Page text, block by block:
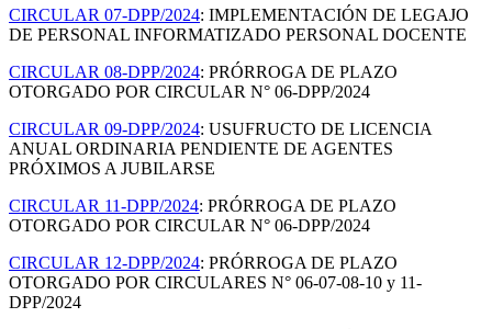
CIRCULAR 07-DPP/2024: IMPLEMENTACIÓN DE LEGAJO
DE PERSONAL INFORMATIZADO PERSONAL DOCENTE
CIRCULAR 08-DPP/2024: PRÓRROGA DE PLAZO
OTORGADO POR CIRCULAR N° 06-DPP/2024
CIRCULAR 09-DPP/2024: USUFRUCTO DE LICENCIA
ANUAL ORDINARIA PENDIENTE DE AGENTES
PRÓXIMOS A JUBILARSE
CIRCULAR 11-DPP/2024: PRÓRROGA DE PLAZO
OTORGADO POR CIRCULAR N° 06-DPP/2024
CIRCULAR 12-DPP/2024: PRÓRROGA DE PLAZO
OTORGADO POR CIRCULARES N° 06-07-08-10 y 11-
DPP/2024